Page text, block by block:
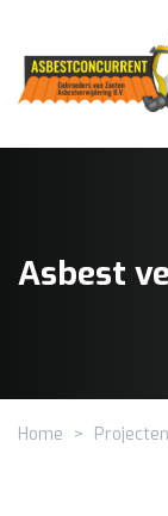
Asbest
Home > Projecten